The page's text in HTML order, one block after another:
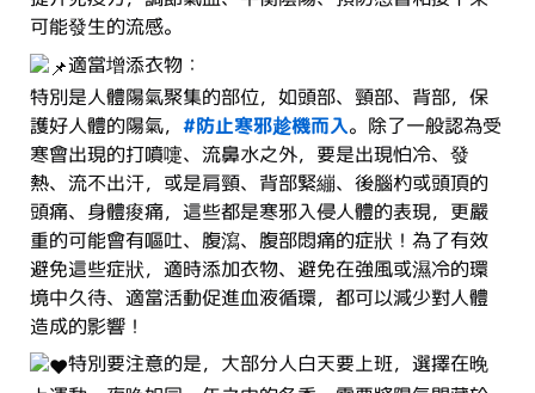
可能發生的流感。
適當增添衣物：
特別是人體陽氣聚集的部位，如頭部、頸部、背部，保
護好人體的陽氣， #防止寒邪趁機而入。除了一般認為受
寒會出現的打噴嚏、流鼻水之外，要是出現怕冷、發
熱、流不出汗，或是肩頸、背部緊繃、後腦杓或頭頂的
頭痛、身體痠痛，這些都是寒邪入侵人體的表現，更嚴
重的可能會有嘔吐、腹瀉、腹部悶痛的症狀！為了有效
避免這些症狀，適時添加衣物、避免在強風或濕冷的環
境中久待、適當活動促進血液循環，都可以減少對人體
造成的影響！
特別要注意的是，大部分人白天要上班，選擇在晚